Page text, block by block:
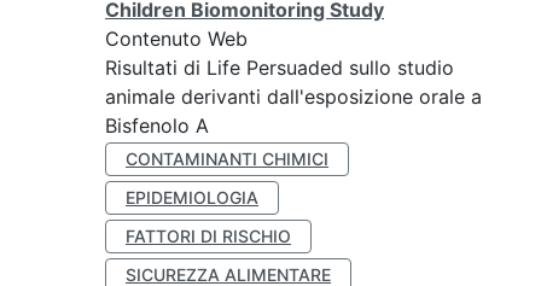
Children Biomonitoring Study
Contenuto Web
Risultati di Life Persuaded sullo studio
animale derivanti dall'esposizione orale a
Bisfenolo A
CONTAMINANTI CHIMICI
EPIDEMIOLOGIA
FATTORI DI RISCHIO
SICUREZZA ALIMENTARE